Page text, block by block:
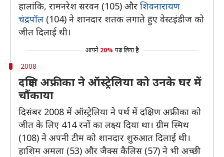
हालांकि, रामनरेश सरवन (105) और शिवनारायण
चंद्रपॉल (104) ने शानदार शतक लगाते हुए वेस्टइंडीज को
जीत दिलाई थी।
आपने 20% पढ़ लिया है
2008
दक्षिण अफ्रीका ने ऑस्ट्रेलिया को उनके घर में
चौंकाया
दिसंबर 2008 में ऑस्ट्रेलिया ने पर्थ में दक्षिण अफ्रीका को
जीत के लिए 414 रनों का लक्ष्य दिया था। ग्रीम स्मिथ
(108) ने अपनी टीम को शानदार शुरुआत दिलाई थी।
हाशिम अमला (53) और जैक्स कैलिस (57) ने भी अच्छी